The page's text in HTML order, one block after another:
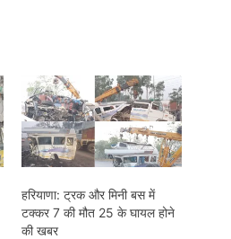
हरियाणा: ट्रक और मिनी बस में
टक्कर 7 की मौत 25 के घायल होने
की खबर